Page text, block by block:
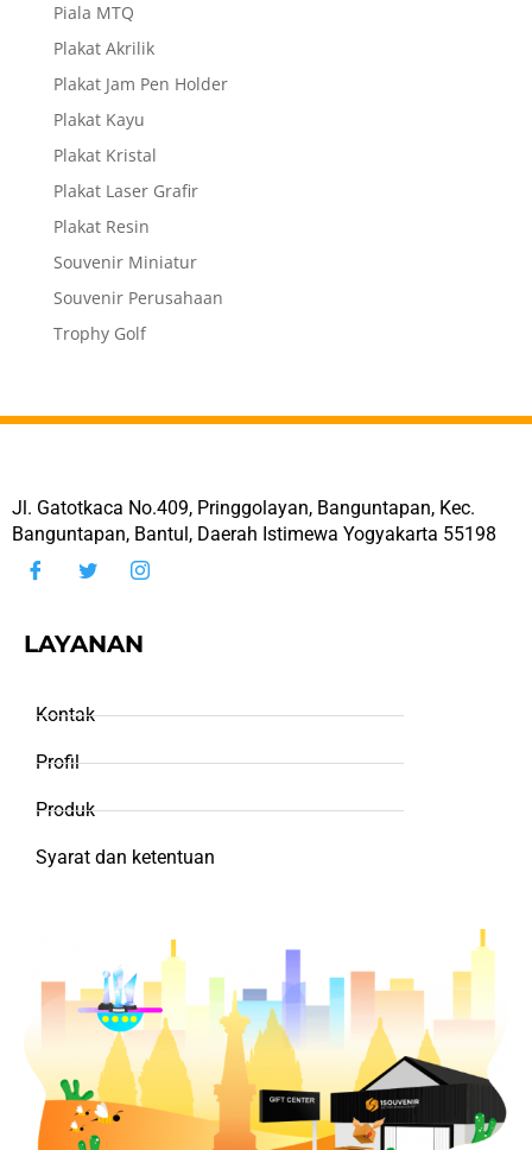
Piala MTQ
Plakat Akrilik
Plakat Jam Pen Holder
Plakat Kayu
Plakat Kristal
Plakat Laser Grafir
Plakat Resin
Souvenir Miniatur
Souvenir Perusahaan
Trophy Golf
Jl. Gatotkaca No.409, Pringgolayan, Banguntapan, Kec.
Banguntapan, Bantul, Daerah Istimewa Yogyakarta 55198
LAYANAN
Kontak
Profil
Produk
Syarat dan ketentuan